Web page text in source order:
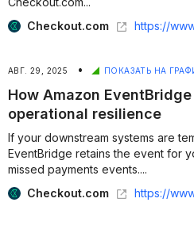
Checkout.com
https://www.checkout.com/newsroom/
АВГ. 29, 2025 • ПОКАЗАТЬ НА
How Amazon
operational resilience
If your downstream systems are
EventBridge retains the event for
missed payments events....
Checkout.com
https://www.checkout.com/blog/